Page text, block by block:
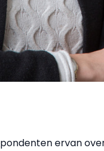
ervan